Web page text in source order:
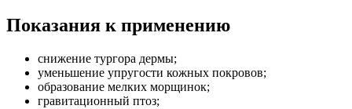
Показания к применению
снижение тургора дермы;
уменьшение упругости кожных покровов;
образование мелких морщинок;
гравитационный птоз;